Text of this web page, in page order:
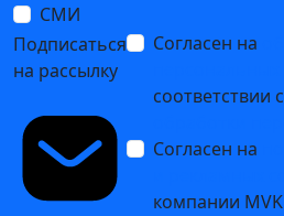
СМИ
Подписаться
на рассылку
Согласен на
соответствии с
Согласен на
компании MVK